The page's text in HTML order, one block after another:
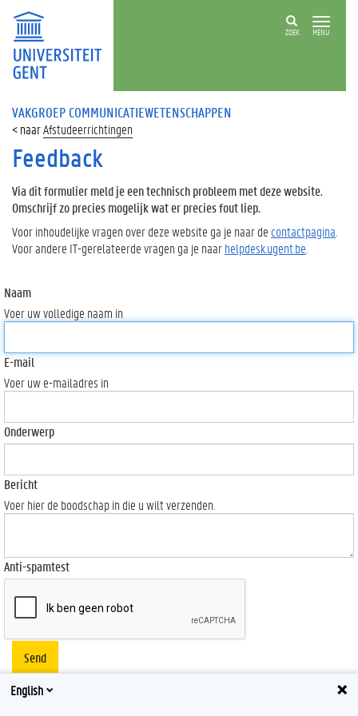
ZOEK MENU
VAKGROEP COMMUNICATIEWETENSCHAPPEN
Afstudeerrichtingen
Feedback
Via dit formulier meld je een technisch probleem met deze website.
Omschrijf zo precies mogelijk wat er precies fout liep.
Voor inhoudelijke vragen over deze website ga je naar de contactpagina
Voor andere IT-gerelateerde vragen ga je naarhelpdesk.ugent.be
Naam
Voer uw volledige naam in
E-mail
Voer uw e-mailadres in
Onderwerp
Bericht
Voer hier de boodschap in die u wilt verzenden.
Anti-spamtest
Send
English